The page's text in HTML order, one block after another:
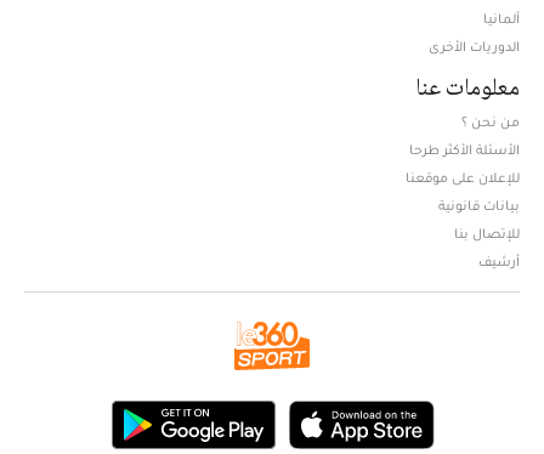
ألمانيا
الدوريات الأخرى
معلومات عنا
من نحن ؟
الأسئلة الأكثر طرحا
للإعلان على موقعنا
بيانات قانونية
للإتصال بنا
أرشيف